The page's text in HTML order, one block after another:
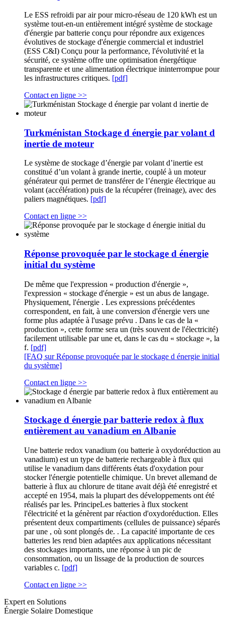
Le ESS refroidi par air pour micro-réseau de 120 kWh est un
système tout-en-un entièrement intégré système de stockage
d'énergie par batterie conçu pour répondre aux exigences
évolutives de stockage d'énergie commercial et industriel
(ESS C&I) Conçu pour la performance, l'évolutivité et la
sécurité, ce système offre une optimisation énergétique
transparente et une alimentation électrique ininterrompue pour
les infrastructures critiques. [pdf]
Contact en ligne >>
Turkménistan Stockage d énergie par volant d
inertie de moteur
Le système de stockage d’énergie par volant d’inertie est
constitué d’un volant à grande inertie, couplé à un moteur
générateur qui permet de transférer de l’énergie électrique au
volant (accélération) puis de la récupérer (freinage), avec des
paliers magnétiques. [pdf]
Contact en ligne >>
Réponse provoquée par le stockage d énergie
initial du système
De même que l'expression « production d'énergie »,
l'expression « stockage d'énergie » est un abus de langage.
Physiquement, l'énergie . Les expressions précédentes
correspondent, en fait, à une conversion d'énergie vers une
forme plus adaptée à l'usage prévu . Dans le cas de la «
production », cette forme sera un (très souvent de l'électricité)
facilement utilisable par une et, dans le cas du « stockage », la
f. [pdf]
[FAQ sur Réponse provoquée par le stockage d énergie initial
du système]
Contact en ligne >>
Stockage d énergie par batterie redox à flux
entièrement au vanadium en Albanie
Une batterie redox vanadium (ou batterie à oxydoréduction au
vanadium) est un type de batterie rechargeable à flux qui
utilise le vanadium dans différents états d'oxydation pour
stocker l'énergie potentielle chimique. Un brevet allemand de
batterie à flux au chlorure de titane avait déjà été enregistré et
accepté en 1954, mais la plupart des développements ont été
réalisés par les. PrincipeLes batteries à flux stockent
l'électricité et la génèrent par réaction d'oxydoréduction. Elles
présentent deux compartiments (cellules de puissance) séparés
par une , où sont plongés de. . La capacité importante de ces
batteries les rend bien adaptées aux applications nécessitant
des stockages importants, une réponse à un pic de
consommation, ou un lissage de la production de sources
variables c. [pdf]
Contact en ligne >>
Expert en Solutions
Énergie Solaire Domestique